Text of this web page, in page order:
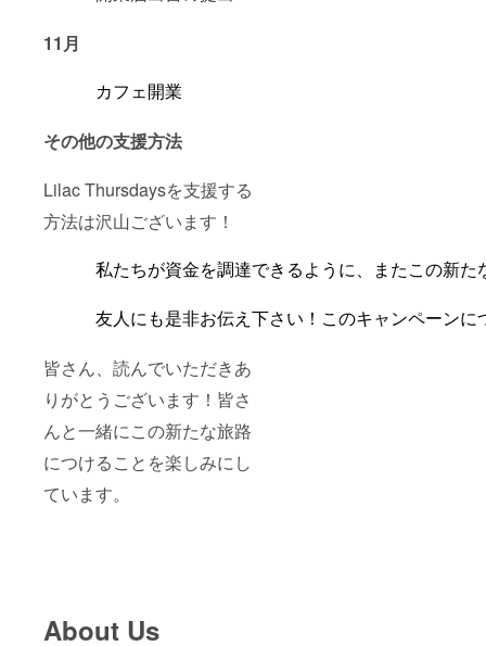
11月
カフェ開業
その他の支援方法
Lilac Thursdaysを支援する
方法は沢山ございます！
私たちが資金を調達できるように、またこの新
友人にも是非お伝え下さい！このキャンペーン
皆さん、読んでいただきあ
りがとうございます！皆さ
んと一緒にこの新たな旅路
につけることを楽しみにし
ています。
About Us